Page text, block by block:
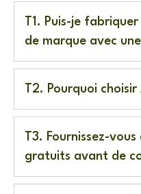
T1. Puis-je
de marque avec
T2. Pourquoi choisir
T3. Fournissez-
gratuits avant de